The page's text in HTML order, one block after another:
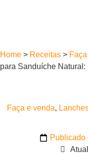
Home > Receitas >
para Sanduíche
Faça e venda,
Publicado